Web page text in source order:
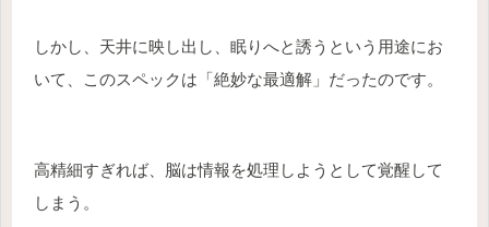
しかし、天井に映し出し、眠りへと誘うという用途にお
いて、このスペックは「絶妙な最適解」だったのです。
高精細すぎれば、脳は情報を処理しようとして覚醒して
しまう。